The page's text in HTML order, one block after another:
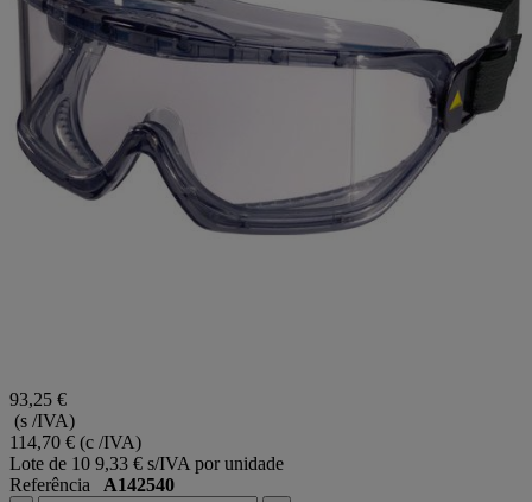
93,25 €
(s /IVA)
114,70 € (c /IVA)
Lote de 10 9,33 € s/IVA por unidade
Referência A142540